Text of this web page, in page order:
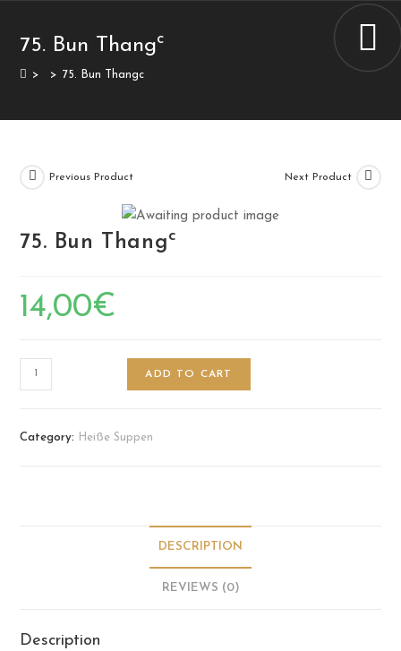
75. Bun Thangc
> > 75. Bun Thangc
Previous Product Next Product
75. Bun Thangc
14,00€
ADD TO CART
Category: Heiße Suppen
DESCRIPTION
REVIEWS (0)
Description